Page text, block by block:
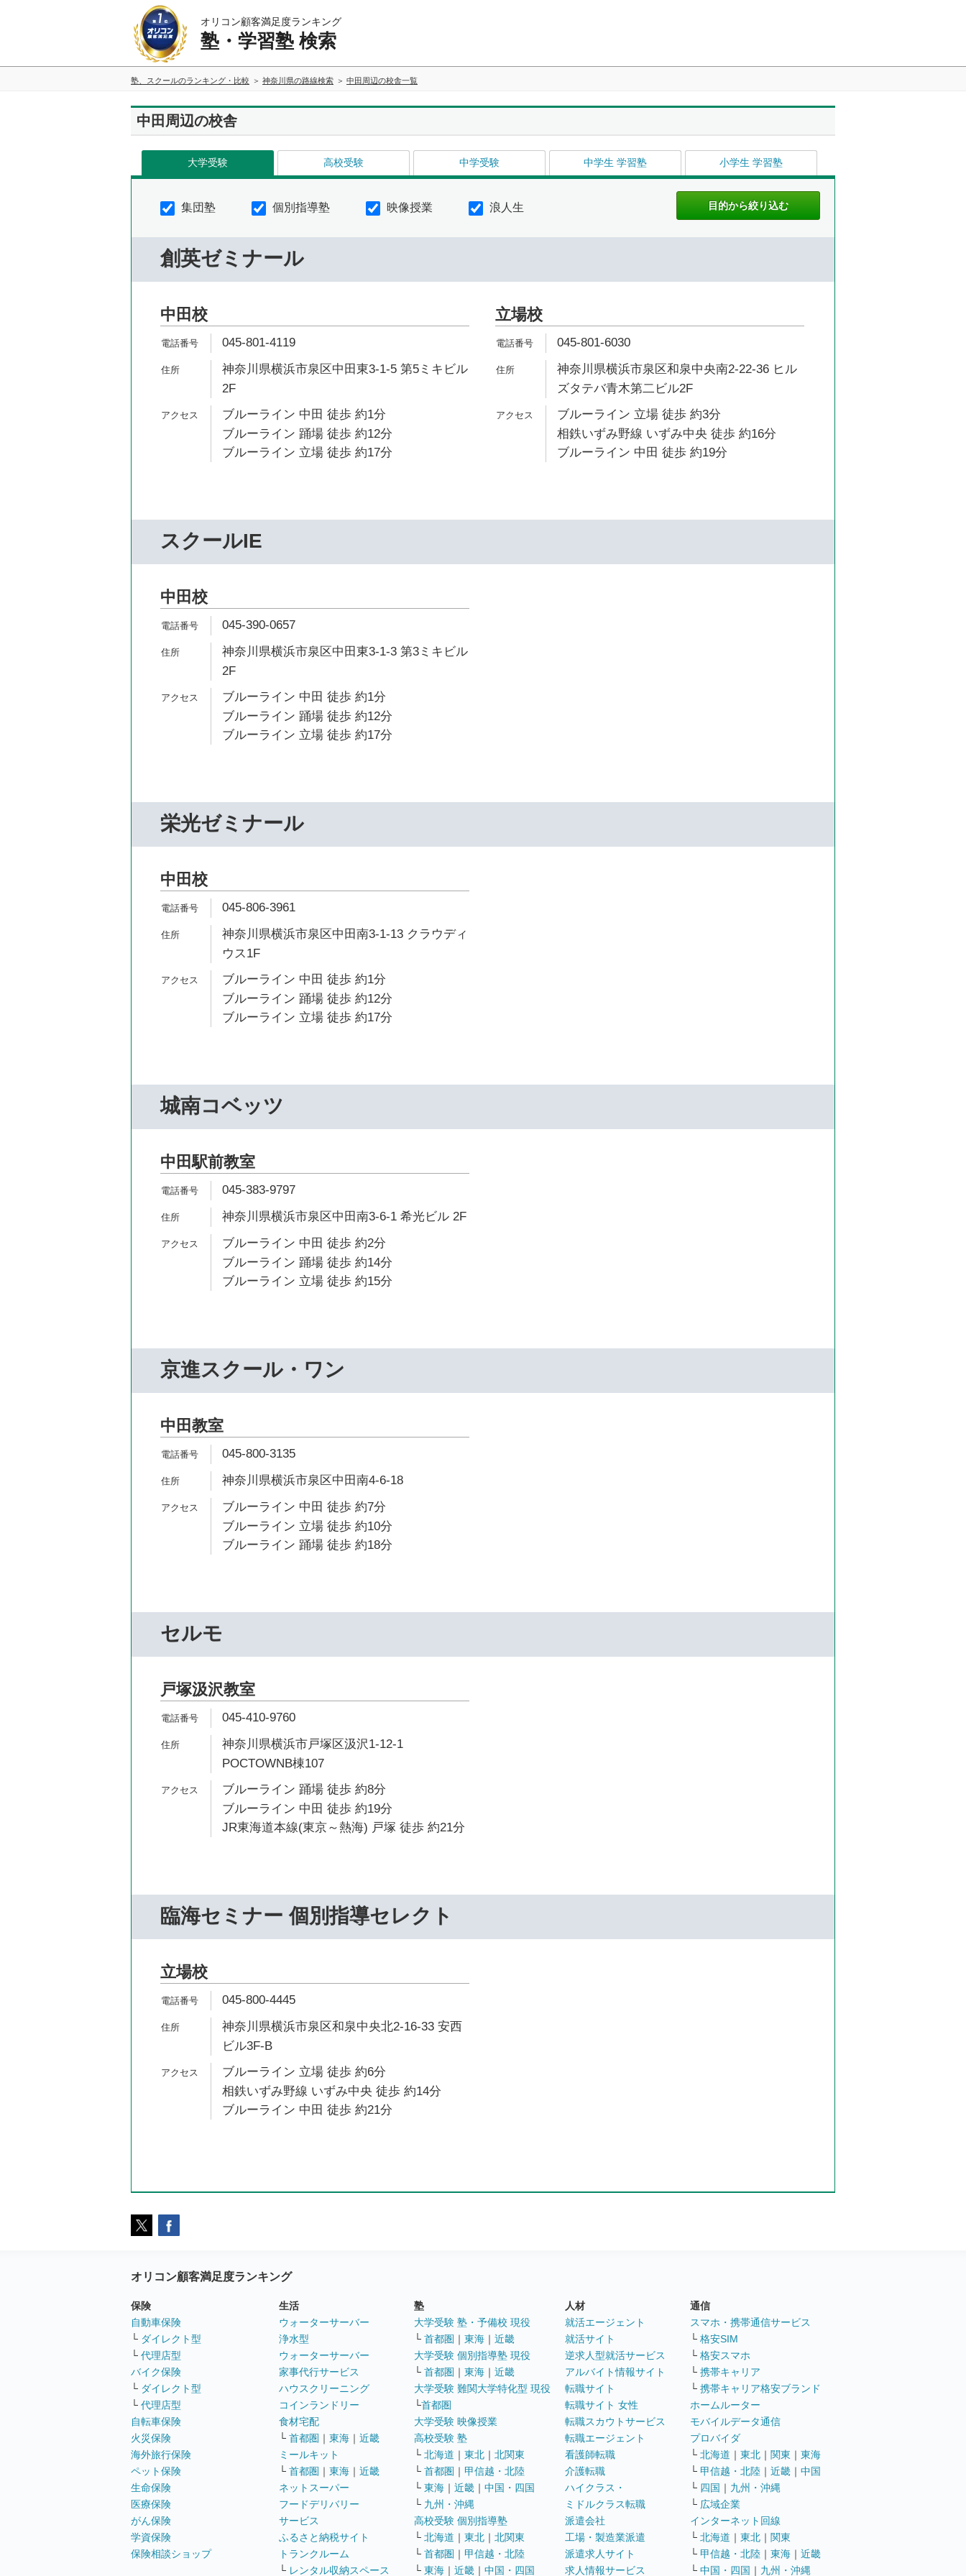
オリコン顧客満足度ランキング
塾・学習塾 検索
塾、スクールのランキング・比較 神奈川県の路線検索 中田周辺の校舎一覧
中田周辺の校舎
大学受験 高校受験 中学受験 中学生 学習塾 小学生 学習塾
集団塾 個別指導塾 映像授業 浪人生
創英ゼミナール
中田校
045-801-4119
神奈川県横浜市泉区中田東3-1-5 第5ミキビル
2F
ブルーライン 中田 徒歩 約1分
ブルーライン 踊場 徒歩 約12分
ブルーライン 立場 徒歩 約17分
立場校
045-801-6030
神奈川県横浜市泉区和泉中央南2-22-36 ヒル
ズタテバ青木第二ビル2F
ブルーライン 立場 徒歩 約3分
相鉄いずみ野線 いずみ中央 徒歩 約16分
ブルーライン 中田 徒歩 約19分
スクールIE
中田校
045-390-0657
神奈川県横浜市泉区中田東3-1-3 第3ミキビル
2F
ブルーライン 中田 徒歩 約1分
ブルーライン 踊場 徒歩 約12分
ブルーライン 立場 徒歩 約17分
栄光ゼミナール
中田校
045-806-3961
神奈川県横浜市泉区中田南3-1-13 クラウディ
ウス1F
ブルーライン 中田 徒歩 約1分
ブルーライン 踊場 徒歩 約12分
ブルーライン 立場 徒歩 約17分
城南コベッツ
中田駅前教室
045-383-9797
神奈川県横浜市泉区中田南3-6-1 希光ビル 2F
ブルーライン 中田 徒歩 約2分
ブルーライン 踊場 徒歩 約14分
ブルーライン 立場 徒歩 約15分
京進スクール・ワン
中田教室
045-800-3135
神奈川県横浜市泉区中田南4-6-18
ブルーライン 中田 徒歩 約7分
ブルーライン 立場 徒歩 約10分
ブルーライン 踊場 徒歩 約18分
セルモ
戸塚汲沢教室
045-410-9760
神奈川県横浜市戸塚区汲沢1-12-1
POCTOWNB棟107
ブルーライン 踊場 徒歩 約8分
ブルーライン 中田 徒歩 約19分
JR東海道本線(東京～熱海) 戸塚 徒歩 約21分
臨海セミナー 個別指導セレクト
立場校
045-800-4445
神奈川県横浜市泉区和泉中央北2-16-33 安西
ビル3F-B
ブルーライン 立場 徒歩 約6分
相鉄いずみ野線 いずみ中央 徒歩 約14分
ブルーライン 中田 徒歩 約21分
オリコン顧客満足度ランキング
保険
自動車保険
└ ダイレクト型
└ 代理店型
バイク保険
└ ダイレクト型
└ 代理店型
自転車保険
火災保険
海外旅行保険
ペット保険
生命保険
医療保険
がん保険
学資保険
保険相談ショップ
生活
ウォーターサーバー
浄水型
ウォーターサーバー
家事代行サービス
ハウスクリーニング
コインランドリー
食材宅配
└ 首都圏 ｜ 東海 ｜ 近畿
ミールキット
└ 首都圏 ｜ 東海 ｜ 近畿
ネットスーパー
フードデリバリー
サービス
ふるさと納税サイト
トランクルーム
└ レンタル収納スペース
塾
大学受験 塾・予備校 現役
└ 首都圏 ｜ 東海 ｜ 近畿
大学受験 個別指導塾 現役
└ 首都圏 ｜ 東海 ｜ 近畿
大学受験 難関大学特化型 現役
└首都圏
大学受験 映像授業
高校受験 塾
└ 北海道 ｜ 東北 ｜ 北関東
└ 首都圏 ｜ 甲信越・北陸
└ 東海 ｜ 近畿 ｜ 中国・四国
└ 九州・沖縄
高校受験 個別指導塾
└ 北海道 ｜ 東北 ｜ 北関東
└ 首都圏 ｜ 甲信越・北陸
└ 東海 ｜ 近畿 ｜ 中国・四国
人材
就活エージェント
就活サイト
逆求人型就活サービス
アルバイト情報サイト
転職サイト
転職サイト 女性
転職スカウトサービス
転職エージェント
看護師転職
介護転職
ハイクラス・
ミドルクラス転職
派遣会社
工場・製造業派遣
派遣求人サイト
求人情報サービス
通信
スマホ・携帯通信サービス
└ 格安SIM
└ 格安スマホ
└ 携帯キャリア
└ 携帯キャリア格安ブランド
ホームルーター
モバイルデータ通信
プロバイダ
└ 北海道 ｜ 東北 ｜ 関東 ｜ 東海
└ 甲信越・北陸 ｜ 近畿 ｜ 中国
└ 四国 ｜ 九州・沖縄
└ 広域企業
インターネット回線
└ 北海道 ｜ 東北 ｜ 関東
└ 甲信越・北陸 ｜ 東海 ｜ 近畿
└ 中国・四国 ｜ 九州・沖縄